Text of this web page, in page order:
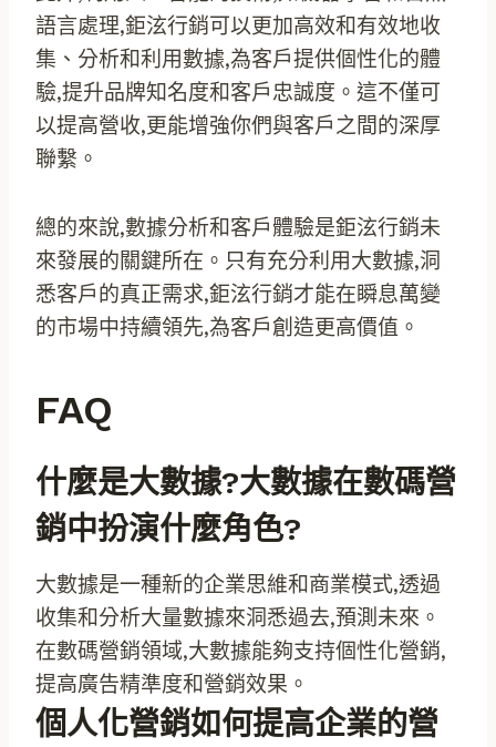
語言處理,鉅泫行銷可以更加高效和有效地收
集、分析和利用數據,為客戶提供個性化的體
驗,提升品牌知名度和客戶忠誠度。這不僅可
以提高營收,更能增強你們與客戶之間的深厚
聯繫。
總的來說,數據分析和客戶體驗是鉅泫行銷未
來發展的關鍵所在。只有充分利用大數據,洞
悉客戶的真正需求,鉅泫行銷才能在瞬息萬變
的市場中持續領先,為客戶創造更高價值。
FAQ
什麼是大數據?大數據在數碼營
銷中扮演什麼角色?
大數據是一種新的企業思維和商業模式,透過
收集和分析大量數據來洞悉過去,預測未來。
在數碼營銷領域,大數據能夠支持個性化營銷,
提高廣告精準度和營銷效果。
個人化營銷如何提高企業的營